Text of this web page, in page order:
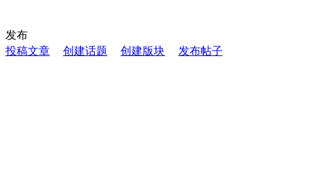
发布
投稿文章
创建话题 创建版块 发布帖子